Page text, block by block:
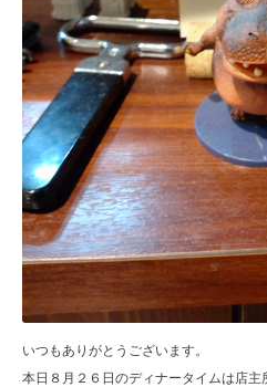
いつもありがとうございます。
本日８月２６日のディナータイムは店主